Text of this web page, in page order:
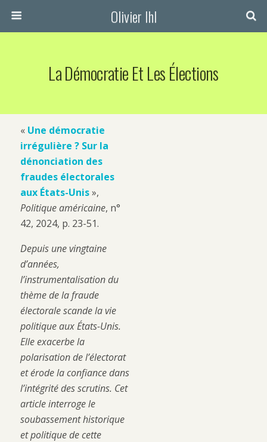
Olivier Ihl
La Démocratie Et Les Élections
« Une démocratie
irrégulière ? Sur la
dénonciation des
fraudes électorales
aux États-Unis»,
Politique américaine, n°
42, 2024, p. 23-51.
Depuis une vingtaine
d’années,
l’instrumentalisation du
thème de la fraude
électorale scande la vie
politique aux États-Unis.
Elle exacerbe la
polarisation de l’électorat
et érode la confiance dans
l’intégrité des scrutins. Cet
article interroge le
soubassement historique
et politique de cette